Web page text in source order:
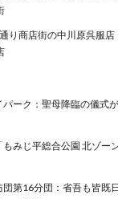
り商店街の中川原呉服
パーク：聖母降臨の儀式
もみじ平総合公園 北ゾー
団第16分団：省吾も皆既